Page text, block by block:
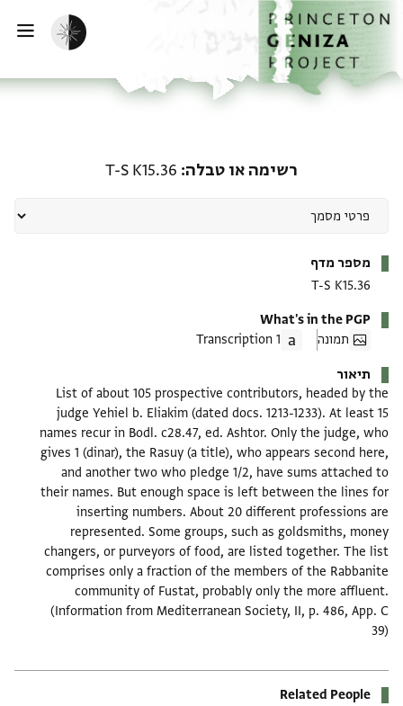
לתוכןהבית
הפעלת מצב כהה
רשימה או טבלה T-S K15.36
מספר מדף
T-S K15.36
What's in the PGP
תמונה
1 Transcription
תיאור
List of about 105 prospective contributors, headed by the
judge Yehiel b. Eliakim (dated docs. 1213-1233). At least 15
names recur in Bodl. c28.47, ed. Ashtor. Only the judge, who
gives 1 (dinar), the Rasuy (a title), who appears second here,
and another two who pledge 1/2, have sums attached to
their names. But enough space is left between the lines for
inserting numbers. About 20 different professions are
represented. Some groups, such as goldsmiths, money
changers, or purveyors of food, are listed together. The list
comprises only a fraction of the members of the Rabbanite
community of Fustat, probably only the more affluent.
(Information from Mediterranean Society, II, p. 486, App. C
39)
Related People